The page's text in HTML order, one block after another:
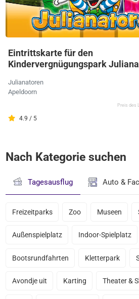
Eintrittskarte für den
Kindervergnügungspark
Julianatoren
Apeldoorn
4.9 / 5
Preis des
Nach Kategorie suchen
Tagesausflug Auto &
Freizeitparks Zoo Museen
Außenspielplatz Indoor-Spielplatz
Bootsrundfahrten Kletterpark
Avondje uit Karting Theater &